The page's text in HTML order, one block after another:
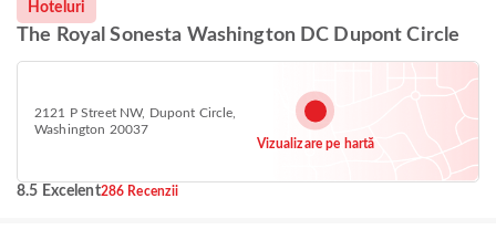
Hoteluri
The Royal Sonesta Washington DC Dupont Circle
2121 P Street NW, Dupont Circle,
Washington 20037
Vizualizare pe hartă
8.5 Excelent286 Recenzii